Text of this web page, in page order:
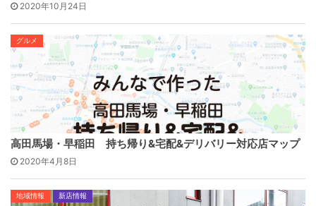
2020年10月24日
グルメ
高田馬場・早稲田 持ち帰り&宅配&デリバリー対応店マップ
2020年4月8日
地域情報 新店情報